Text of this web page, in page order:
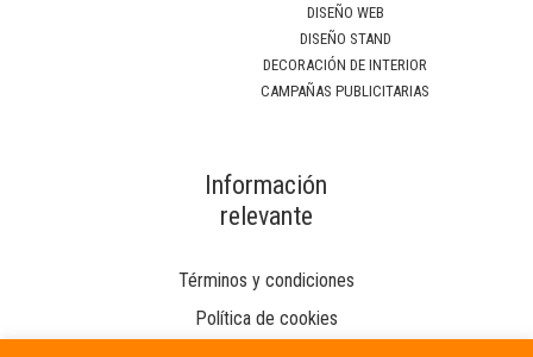
DISEÑO WEB
DISEÑO STAND
DECORACIÓN DE INTERIOR
CAMPAÑAS PUBLICITARIAS
Información
relevante
Términos y condiciones
Política de cookies